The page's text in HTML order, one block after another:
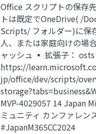
Office スクリプトの保存
トは既定でOneDrive( /
Scripts/ フォルダー)に保
人、または家庭向けの場
ャッシュ ▪ 拡張子： osts
https://
jp/office/dev/scripts/
MVP-4029057 14 Japan
ミュニティ カンファレン
#JapanM365CC2024